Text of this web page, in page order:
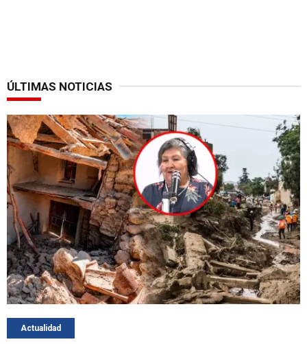
ÚLTIMAS NOTICIAS
Actualidad